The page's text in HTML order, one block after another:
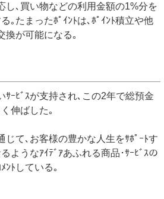
し､買い物などの利用金額の1%分を
｡たまったﾎﾟｲﾝﾄは､ﾎﾟｲﾝﾄ積立や他
換が可能になる｡
ｻｰﾋﾞｽが支持され､この2年で総預金
伸ばした｡
じて､お客様の豊かな人生をｻﾎﾟｰﾄす
ようなｱｲﾃﾞｱあふれる商品･ｻｰﾋﾞｽの
ﾝﾄしている｡